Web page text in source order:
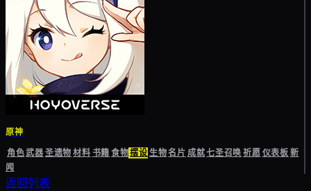
原神
角色武器圣遗物材料书籍食物摆设生物名片成就七圣召唤祈愿仪表板新
闻
返回列表